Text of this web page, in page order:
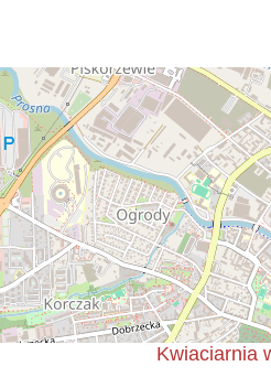
Kwiaciarnia